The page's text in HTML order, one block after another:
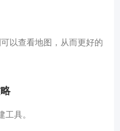
以查看地图，从而更好的
具。